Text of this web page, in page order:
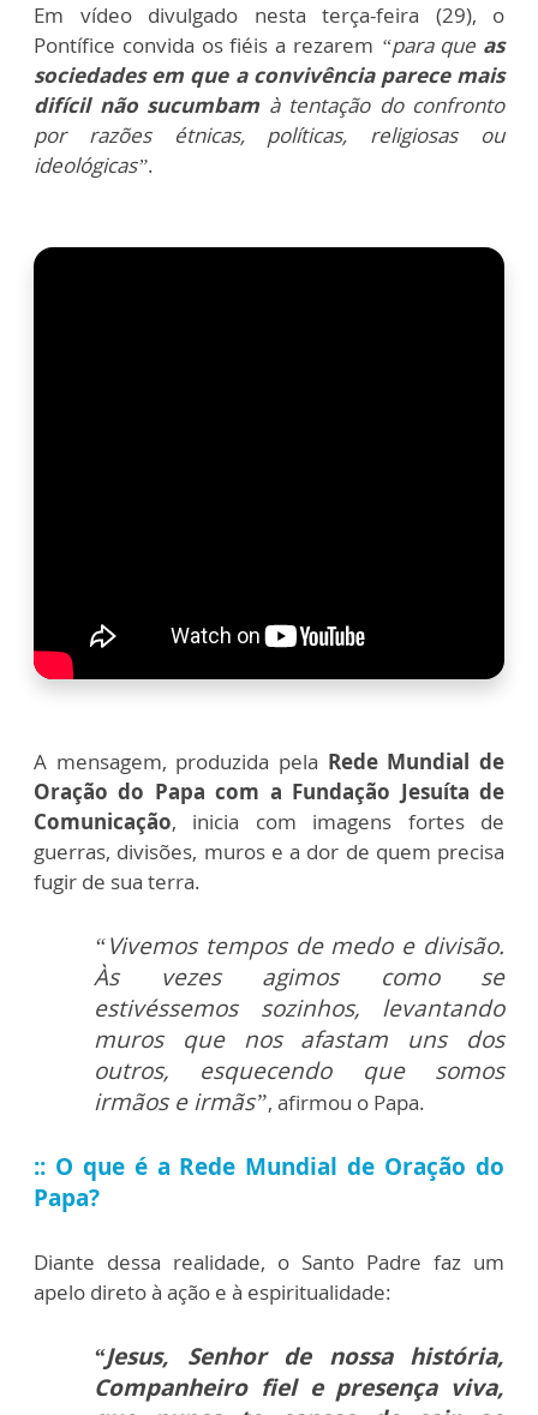
Em vídeo divulgado nesta terça-feira (29), o
Pontífice convida os fiéis a rezarem “para que as
sociedades em que a convivência parece mais
difícil não sucumbam à tentação do confronto
por razões étnicas, políticas, religiosas ou
ideológicas”.
A mensagem, produzida pela Rede Mundial de
Oração do Papa com a Fundação Jesuíta de
Comunicação, inicia com imagens fortes de
guerras, divisões, muros e a dor de quem precisa
fugir de sua terra.
“Vivemos tempos de medo e divisão.
Às vezes agimos como se
estivéssemos sozinhos, levantando
muros que nos afastam uns dos
outros, esquecendo que somos
irmãos e irmãs”, afirmou o Papa.
:: O que é a Rede Mundial de Oração do
Papa?
Diante dessa realidade, o Santo Padre faz um
apelo direto à ação e à espiritualidade:
“Jesus, Senhor de nossa história,
Companheiro fiel e presença viva,